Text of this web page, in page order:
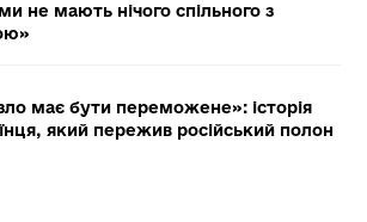
не мають нічого спільного з
має бути переможене»: історія
який пережив російський полон